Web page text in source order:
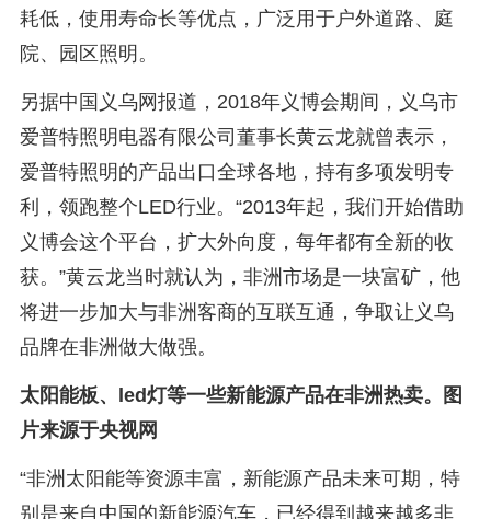
耗低，使用寿命长等优点，广泛用于户外道路、庭
院、园区照明。
另据中国义乌网报道，2018年义博会期间，义乌市
爱普特照明电器有限公司董事长黄云龙就曾表示，
爱普特照明的产品出口全球各地，持有多项发明专
利，领跑整个LED行业。“2013年起，我们开始借助
义博会这个平台，扩大外向度，每年都有全新的收
获。”黄云龙当时就认为，非洲市场是一块富矿，他
将进一步加大与非洲客商的互联互通，争取让义乌
品牌在非洲做大做强。
太阳能板、led灯等一些新能源产品在非洲热卖。图
片来源于央视网
“非洲太阳能等资源丰富，新能源产品未来可期，特
别是来自中国的新能源汽车，已经得到越来越多非